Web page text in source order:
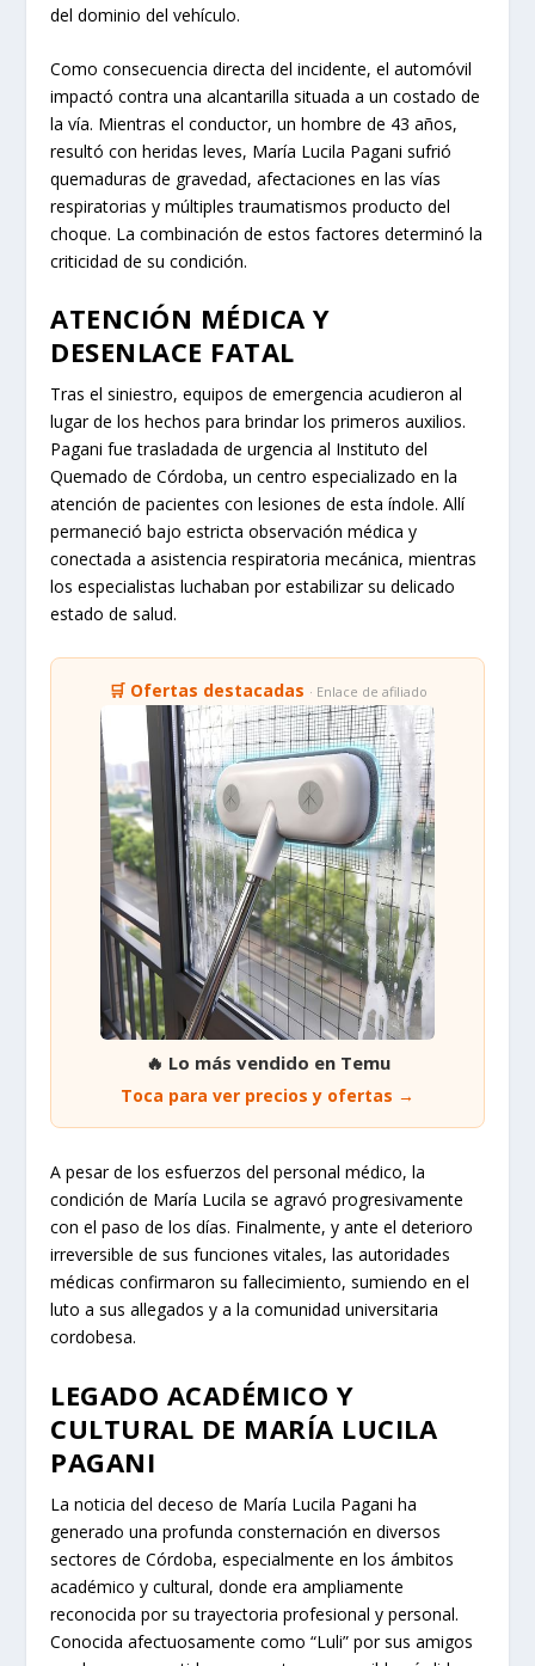
del dominio del vehículo.
Como consecuencia directa del incidente, el automóvil
impactó contra una alcantarilla situada a un costado de
la vía. Mientras el conductor, un hombre de 43 años,
resultó con heridas leves, María Lucila Pagani sufrió
quemaduras de gravedad, afectaciones en las vías
respiratorias y múltiples traumatismos producto del
choque. La combinación de estos factores determinó la
criticidad de su condición.
ATENCIÓN MÉDICA Y
DESENLACE FATAL
Tras el siniestro, equipos de emergencia acudieron al
lugar de los hechos para brindar los primeros auxilios.
Pagani fue trasladada de urgencia al Instituto del
Quemado de Córdoba, un centro especializado en la
atención de pacientes con lesiones de esta índole. Allí
permaneció bajo estricta observación médica y
conectada a asistencia respiratoria mecánica, mientras
los especialistas luchaban por estabilizar su delicado
estado de salud.
🛒 Ofertas destacadas · Enlace de afiliado
🔥 Lo más vendido en Temu
Toca para ver precios y ofertas →
A pesar de los esfuerzos del personal médico, la
condición de María Lucila se agravó progresivamente
con el paso de los días. Finalmente, y ante el deterioro
irreversible de sus funciones vitales, las autoridades
médicas confirmaron su fallecimiento, sumiendo en el
luto a sus allegados y a la comunidad universitaria
cordobesa.
LEGADO ACADÉMICO Y
CULTURAL DE MARÍA LUCILA
PAGANI
La noticia del deceso de María Lucila Pagani ha
generado una profunda consternación en diversos
sectores de Córdoba, especialmente en los ámbitos
académico y cultural, donde era ampliamente
reconocida por su trayectoria profesional y personal.
Conocida afectuosamente como “Luli” por sus amigos